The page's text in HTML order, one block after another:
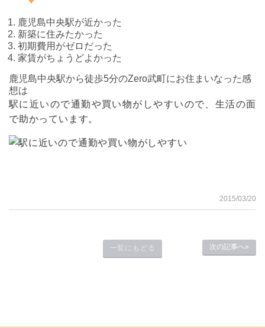
鹿児島中央駅が近かった
新築に住みたかった
初期費用がゼロだった
家賃がちょうどよかった
鹿児島中央駅から徒歩5分のZero武町にお住まいなった感
想は
駅に近いので通勤や買い物がしやすいので、生活の面
で助かっています。
2015/03/20
次の記事へ»
一覧にもどる